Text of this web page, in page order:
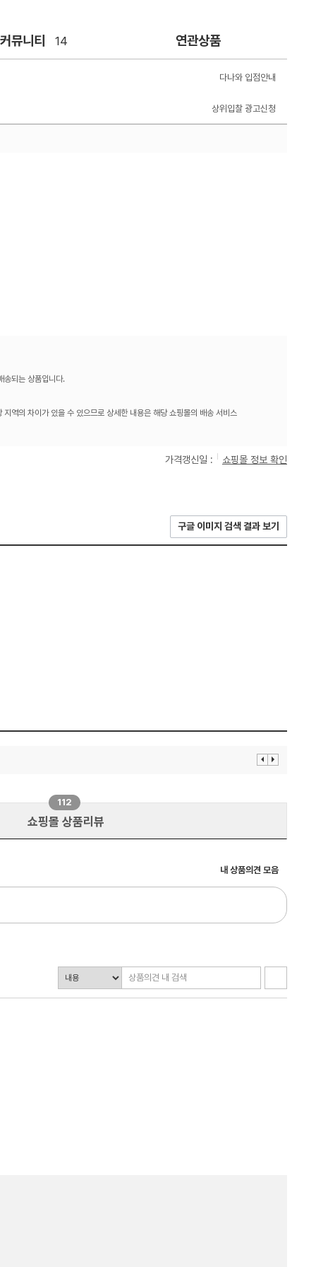
뮤니티 14 연관상품
다나와 입점안내
상위입찰 광고신청
송되는 상품입니다.
역의 차이가 있을 수 있으므로 상세한 내용은 해당 쇼핑몰의 배송 서비스
가격갱신일 : 쇼핑몰 정보 확인
구글 이미지 검색 결과 보기
이 다
쇼핑몰 상품리뷰
112
내 상품의견 모음